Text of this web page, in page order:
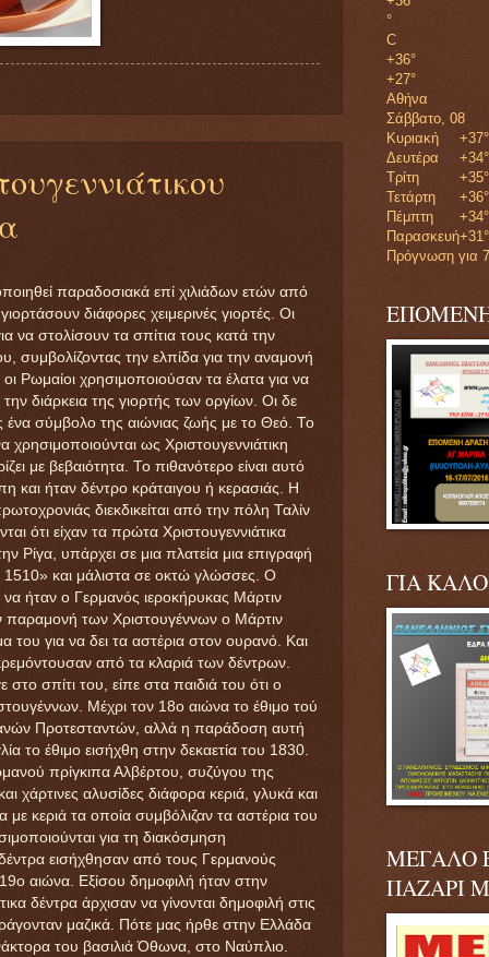
παραδοσιακά επί χιλιάδων ετών από
διάφορες χειμερινές γιορτές. Οι
να στολίσουν τα σπίτια τους κατά την
συμβολίζοντας την ελπίδα για την αναμονή
Ρωμαίοι χρησιμοποιούσαν τα έλατα για να
διάρκεια της γιορτής των οργίων. Οι δε
ένα σύμβολο της αιώνιας ζωής με το Θεό. Το
ως Χριστουγεννιάτικη
με βεβαιότητα. Το πιθανότερο είναι αυτό
και ήταν δέντρο κράταιγου ή κερασιάς. Η
διεκδικείται από την πόλη Ταλίν
ότι είχαν τα πρώτα Χριστουγεννιάτικα
Ρίγα, υπάρχει σε μια πλατεία μια επιγραφή
και μάλιστα σε οκτώ γλώσσες. Ο
ήταν ο Γερμανός ιεροκήρυκας Μάρτιν
παραμονή των Χριστουγέννων ο Μάρτιν
για να δει τα αστέρια στον ουρανό. Και
από τα κλαριά των δέντρων.
σπίτι του, είπε στα παιδιά του ότι ο
Μέχρι τον 18ο αιώνα το έθιμο τού
Προτεσταντών, αλλά η παράδοση αυτή
το έθιμο εισήχθη στην δεκαετία του 1830.
πρίγκιπα Αλβέρτου, συζύγου της
χάρτινες αλυσίδες διάφορα κεριά, γλυκά και
κεριά τα οποία συμβόλιζαν τα αστέρια του
για τη διακόσμηση
δέντρα εισήχθησαν από τους Γερμανούς
19ο αιώνα. Εξίσου δημοφιλή ήταν στην
δέντρα άρχισαν να γίνονται δημοφιλή στις
μαζικά. Πότε μας ήρθε στην Ελλάδα
του βασιλιά Όθωνα, στο Ναύπλιο.
°
C
+36°
+27°
Αθήνα
Σάββατο, 08
Κυριακή
+37°
Δευτέρα
+34°
Τρίτη
+35°
Τετάρτη
+36°
Πέμπτη
+34°
Παρασκευή+31°
Πρόγνωση για
ΓΙΑ
ΜΕΓΑΛΟ
ΠΑΖΑΡΙ